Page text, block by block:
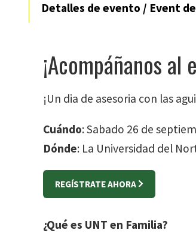
Detalles de evento / Event
¡Acompáñanos al
¡Un dia de asesoria con las
Cuándo: Sabado 26 de
Dónde: La Universidad del
REGÍSTRATE AHORA
¿Qué es UNT en Familia?